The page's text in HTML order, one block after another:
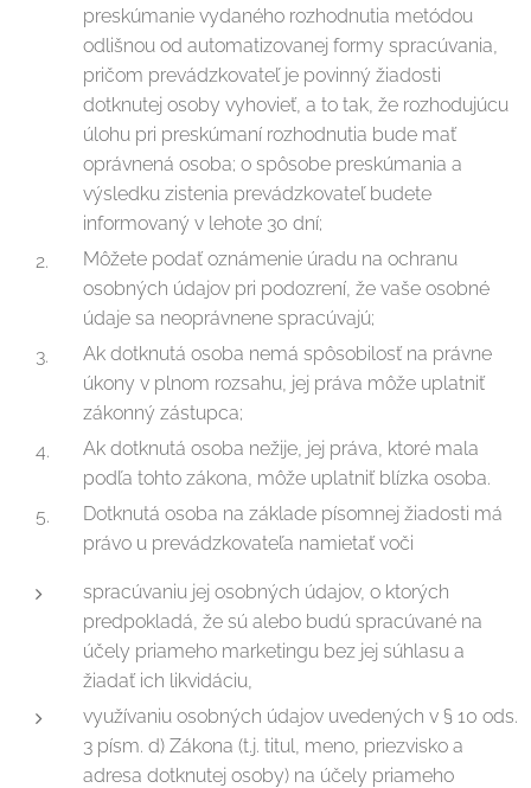
preskúmanie vydaného rozhodnutia metódou
odlišnou od automatizovanej formy spracúvania,
pričom prevádzkovateľ je povinný žiadosti
dotknutej osoby vyhovieť, a to tak, že rozhodujúcu
úlohu pri preskúmaní rozhodnutia bude mať
oprávnená osoba; o spôsobe preskúmania a
výsledku zistenia prevádzkovateľ budete
informovaný v lehote 30 dní;
Môžete podať oznámenie úradu na ochranu
osobných údajov pri podozrení, že vaše osobné
údaje sa neoprávnene spracúvajú;
Ak dotknutá osoba nemá spôsobilosť na právne
úkony v plnom rozsahu, jej práva môže uplatniť
zákonný zástupca;
Ak dotknutá osoba nežije, jej práva, ktoré mala
podľa tohto zákona, môže uplatniť blízka osoba.
Dotknutá osoba na základe písomnej žiadosti má
právo u prevádzkovateľa namietať voči
spracúvaniu jej osobných údajov, o ktorých
predpokladá, že sú alebo budú spracúvané na
účely priameho marketingu bez jej súhlasu a
žiadať ich likvidáciu,
využívaniu osobných údajov uvedených v § 10 ods.
3 písm. d) Zákona (t.j. titul, meno, priezvisko a
adresa dotknutej osoby) na účely priameho